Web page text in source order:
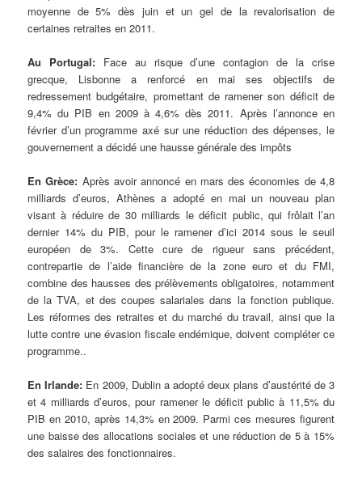
moyenne de 5% dès juin et un gel de la revalorisation de
certaines retraites en 2011.
Au Portugal:Face au risque d’une contagion de la crise
grecque, Lisbonne a renforcé en mai ses objectifs de
redressement budgétaire, promettant de ramener son déficit de
9,4% du PIB en 2009 à 4,6% dès 2011. Après l’annonce en
février d’un programme axé sur une réduction des dépenses, le
gouvernement a décidé une hausse générale des impôts
En Grèce: Après avoir annoncé en mars des économies de 4,8
milliards d’euros, Athènes a adopté en mai un nouveau plan
visant à réduire de 30 milliards le déficit public, qui frôlait l’an
dernier 14% du PIB, pour le ramener d’ici 2014 sous le seuil
européen de 3%. Cette cure de rigueur sans précédent,
contrepartie de l’aide financière de la zone euro et du FMI,
combine des hausses des prélèvements obligatoires, notamment
de la TVA, et des coupes salariales dans la fonction publique.
Les réformes des retraites et du marché du travail, ainsi que la
lutte contre une évasion fiscale endémique, doivent compléter ce
programme..
En Irlande: En 2009, Dublin a adopté deux plans d’austérité de 3
et 4 milliards d’euros, pour ramener le déficit public à 11,5% du
PIB en 2010, après 14,3% en 2009. Parmi ces mesures figurent
une baisse des allocations sociales et une réduction de 5 à 15%
des salaires des fonctionnaires.